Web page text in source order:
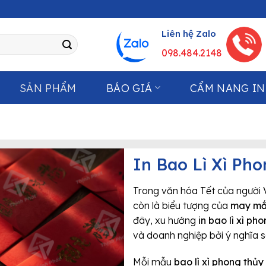
Liên hệ Zalo
098.484.2148
SẢN PHẨM BÁO GIÁ CẨM NANG
In Bao Lì Xì
Trong văn hóa Tết của người
còn là biểu tượng của may
đây, xu hướng in bao lì xì
và doanh nghiệp bởi ý nghĩa
Mỗi mẫu bao lì xì phong thủy